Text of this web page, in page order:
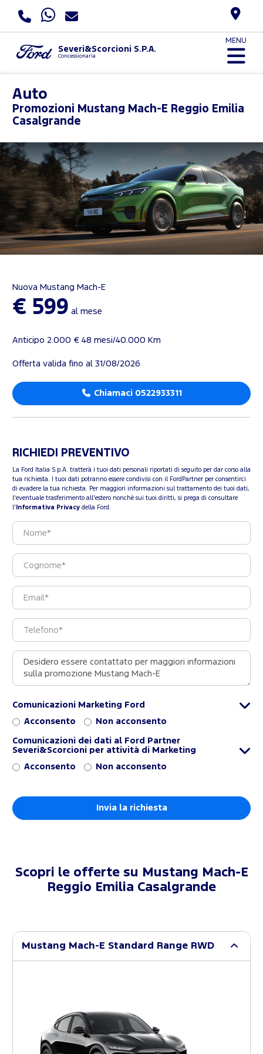
Severi&Scorcioni S.P.A.
Concessionaria
MENU
Auto
Promozioni Mustang Mach-E Reggio Emilia
Casalgrande
Nuova Mustang Mach-E
€ 599 al mese
Anticipo 2.000 € 48 mesi/40.000 Km
Offerta valida fino al 31/08/2026
Chiamaci 0522933311
RICHIEDI PREVENTIVO
La Ford Italia S.p.A. tratterà i tuoi dati personali riportati di seguito per dar corso alla
tua richiesta. I tuoi dati potranno essere condivisi con il FordPartner per consentirci
di evadere la tua richiesta. Per maggiori informazioni sul trattamento dei tuoi dati,
l'eventuale trasferimento all'estero nonchè sui tuoi diritti, si prega di consultare
l' Informativa Privacy della Ford.
Comunicazioni Marketing Ford
Acconsento Non acconsento
Comunicazioni dei dati al Ford Partner
Severi&Scorcioni per attività di Marketing
Acconsento Non acconsento
Scopri le offerte su
Mustang Mach-E
Reggio Emilia Casalgrande
Mustang Mach-E Standard Range RWD